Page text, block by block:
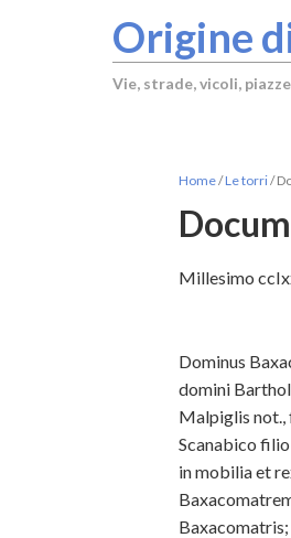
Origine
Vie, strade, vicoli,
Home/Le torri/
Millesimo
Dominus
domini
Malpiglis not.,
Scanabico
in mobilia et